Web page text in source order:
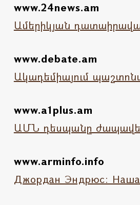
www.24news.am
Ամերիկյան
www.debate.am
Ակադեմիայում
www.a1plus.am
ԱՄՆ դեսպանը
www.arminfo.info
Джордан Эндрюс: Наша